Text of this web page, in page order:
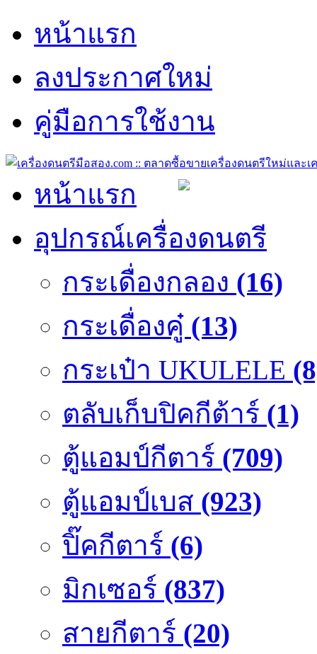
หน้าแรก
ลงประกาศใหม่
คู่มือการใช้งาน
หน้าแรก
อุปกรณ์เครื่องดนตรี
กระเดื่องกลอง (16)
กระเดื่องคู๋ (13)
กระเป๋า UKULELE
ตลับเก็บปิคกีต้าร์ (1)
ตู้แอมป์กีตาร์ (709)
ตู้แอมป์เบส (923)
ปิ๊คกีตาร์ (6)
มิกเซอร์ (837)
สายกีตาร์ (20)